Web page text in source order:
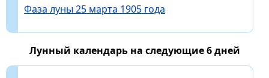
Фаза луны 25 марта 1905 года
Лунный календарь на следующие 6 дней